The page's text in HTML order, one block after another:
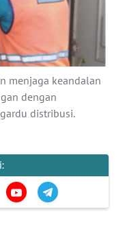
menjaga keandalan
dengan
distribusi.